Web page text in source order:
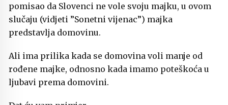
pomisao da Slovenci ne vole svoju majku, u ovom
slučaju (vidjeti ”Sonetni vijenac”) majka
predstavlja domovinu.
Ali ima prilika kada se domovina voli manje od
rođene majke, odnosno kada imamo poteškoća u
ljubavi prema domovini.